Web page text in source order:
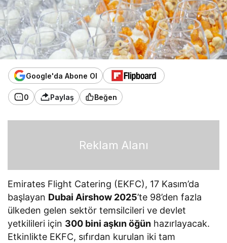
Google'da Abone Ol
0 Paylaş Beğen
Reklam Alanı
Emirates Flight Catering (EKFC), 17 Kasım’da
başlayan Dubai Airshow 2025’te 98’den fazla
ülkeden gelen sektör temsilcileri ve devlet
yetkilileri için 300 bini aşkın öğün hazırlayacak.
Etkinlikte EKFC, sıfırdan kurulan iki tam